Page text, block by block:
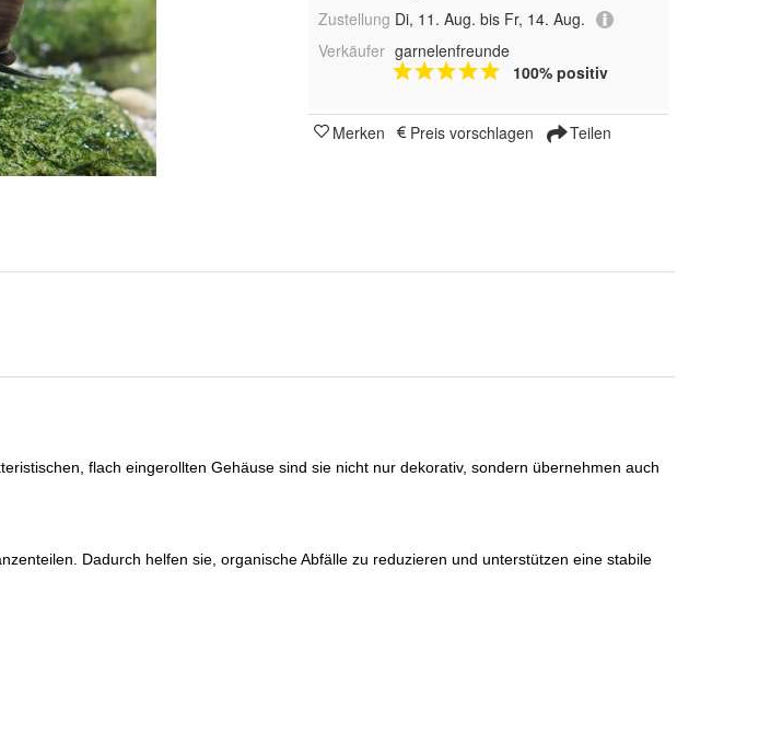
Zustellung Di, 11. Aug. bis Fr, 14. Aug.
Verkäufer garnelenfreunde
100% positiv
Merken Preis vorschlagen Teilen